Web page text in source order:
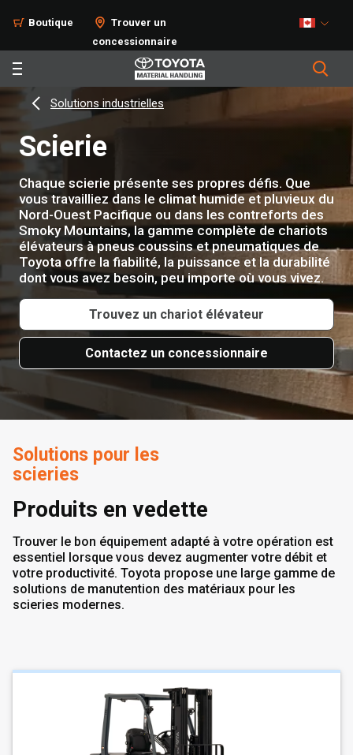
Boutique
Trouver un
concessionnaire
Solutions industrielles
Scierie
Chaque scierie présente ses propres défis. Que
vous travailliez dans le climat humide et pluvieux du
Nord-Ouest Pacifique ou dans les contreforts des
Smoky Mountains, la gamme complète de chariots
élévateurs à pneus coussins et pneumatiques de
Toyota offre la fiabilité, la puissance et la durabilité
dont vous avez besoin, peu importe où vous vivez.
Trouvez un chariot élévateur
Contactez un concessionnaire
Solutions pour les
scieries
Produits en vedette
Trouver le bon équipement adapté à votre opération est
essentiel lorsque vous devez augmenter votre débit et
votre productivité. Toyota propose une large gamme de
solutions de manutention des matériaux pour les
scieries modernes.